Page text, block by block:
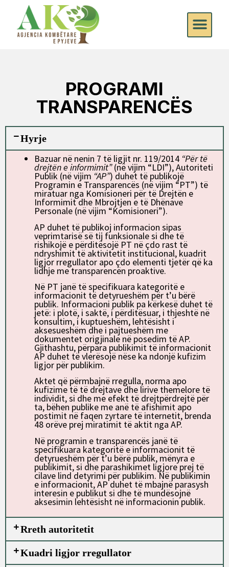
PROGRAMI
TRANSPARENCËS
Hyrje
Bazuar në nenin 7 të ligjit nr. 119/2014 “Për të
drejtën e informimit”(në vijim “LDI”), Autoriteti
Publik (në vijim “AP”) duhet të publikojë
Programin e Transparencës (në vijim “PT”) të
miratuar nga Komisioneri për të Drejtën e
Informimit dhe Mbrojtjen e të Dhënave
Personale (në vijim “Komisioneri”).
AP duhet të publikoj informacion sipas
veprimtarisë së tij funksionale si dhe të
rishikojë e përditësojë PT në çdo rast të
ndryshimit të aktivitetit institucional, kuadrit
ligjor rregullator apo çdo elementi tjetër që ka
lidhje me transparencën proaktive.
Në PT janë të specifikuara kategoritë e
informacionit të detyrueshëm për t’u bërë
publik. Informacioni publik pa kërkesë duhet të
jetë: i plotë, i saktë, i përditësuar, i thjeshtë në
konsultim, i kuptueshëm, lehtësisht i
aksesueshëm dhe i pajtueshëm me
dokumentet origjinale në posedim të AP.
Gjithashtu, përpara publikimit të informacionit
AP duhet të vlerësojë nëse ka ndonjë kufizim
ligjor për publikim.
Aktet që përmbajnë rregulla, norma apo
kufizime të të drejtave dhe lirive themelore të
individit, si dhe me efekt të drejtpërdrejtë për
ta, bëhen publike me anë të afishimit apo
postimit në faqen zyrtare të internetit, brenda
48 orëve prej miratimit të aktit nga AP.
Në programin e transparencës janë të
specifikuara kategoritë e informacionit të
detyrueshëm për t’u bërë publik, mënyra e
publikimit, si dhe parashikimet ligjore prej të
cilave lind detyrimi për publikim. Në publikimin
e informacionit, AP duhet të mbajnë parasysh
interesin e publikut si dhe të mundësojnë
aksesimin lehtësisht në informacionin publik.
Rreth autoritetit
Kuadri ligjor rregullator